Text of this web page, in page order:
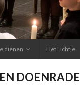
dienen Het Lichtje
DOENRADE